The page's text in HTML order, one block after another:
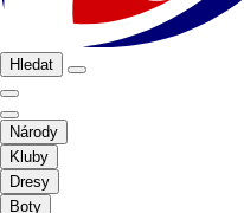
Hledat
Národy
Kluby
Dresy
Boty